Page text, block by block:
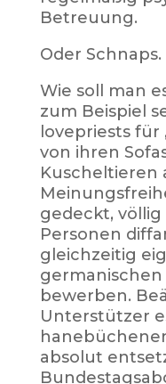
Betreuung.
Oder Schnaps.
Wie soll man
zum Beispiel
lovepriests für
von ihren
Kuscheltieren
gedeckt,
Personen
gleichzeitig
bewerben.
Unterstützer
absolut